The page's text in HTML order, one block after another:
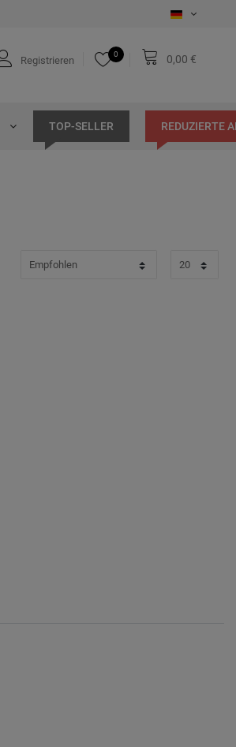
Registrieren
0 0,00 €
TOP-SELLER REDUZIERTE